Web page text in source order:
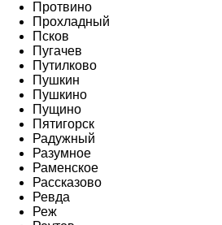
Протвино
Прохладный
Псков
Пугачев
Путилково
Пушкин
Пушкино
Пущино
Пятигорск
Радужный
Разумное
Раменское
Рассказово
Ревда
Реж